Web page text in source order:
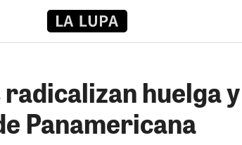
huelga y
Panamericana